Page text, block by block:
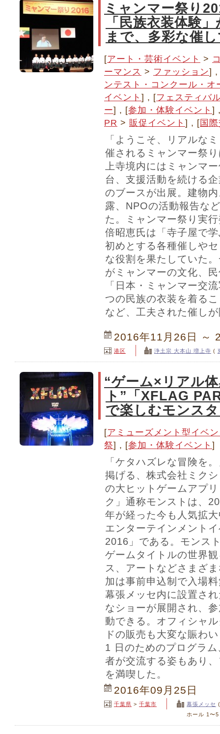
ミャンマー祭り
「民族衣装体験
まで、多彩な催
[アート・芸術イベント >
ーマンス > ファッション] ,
ンテスト・コンクール・オ
イベント ] , [フェスティバ
ー] , [参加・体験イベント ]
PR > 販促イベント ] , [ 国
「ようこそ、リアルな
催されるミャンマー祭
上寺境内にはミャンマ
台、支援活動を続ける
のブースが出展。建物
露、NPOの活動報告な
た。ミャンマー祭り実
倍昭恵氏は「寺子屋で
初めとする各種催しや
な役割を果たしていた
がミャンマーの文化、
「日本・ミャンマー交
つの民族の衣装を着る
など、工夫された催し
2016年11月26日 ～
港区 浄土宗 大本山 増上寺 (
“ゲーム×リアル
ト”「XFLAG
で楽しむモンス
[アミューズメント型イベ
祭] , [参加・体験イベント ]
「ケタハズレな冒険を
掲げる、株式会社ミク
の大ヒットゲームアプ
ク」通称モンストは、
年が経った今も人気拡
エンターテインメント
2016」である。モンス
ゲームタイトルの世界
ス、アートなどさまざ
加は事前申込制で入場
幕張メッセ内に設置さ
なショーが展開され、
動できる。オフィシャ
ドの販売も大変な賑わ
1 日のためのプログラ
者が交流する姿もあり
を満喫した。
2016年09月25日
千葉県 > 千葉市 幕張メッセ
ホール 1〜5